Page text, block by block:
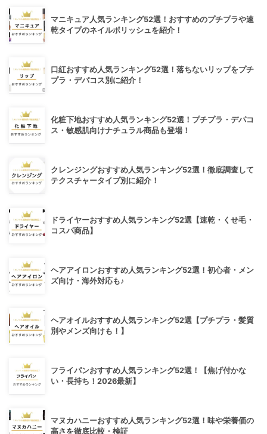
マニキュア人気ランキング52選！おすすめのプチプラや速
乾タイプのネイルポリッシュを紹介！
口紅おすすめ人気ランキング52選！落ちないリップをプチ
プラ・デパコス別に紹介！
化粧下地おすすめ人気ランキング52選！プチプラ・デパコ
ス・敏感肌向けナチュラル商品も登場！
クレンジングおすすめ人気ランキング52選！徹底調査して
テクスチャータイプ別に紹介！
ドライヤーおすすめ人気ランキング52選【速乾・くせ毛・
コスパ商品】
ヘアアイロンおすすめ人気ランキング52選！初心者・メン
ズ向け・海外対応も♪
ヘアオイルおすすめ人気ランキング52選【プチプラ・髪質
別やメンズ向けも！】
フライパンおすすめ人気ランキング52選！【焦げ付かな
い・長持ち！2026最新】
マヌカハニーおすすめ人気ランキング52選！味や栄養価の
高さを徹底比較・検証